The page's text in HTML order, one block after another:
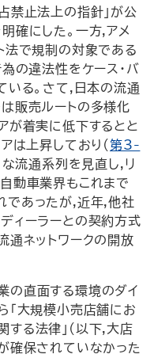
禁止法上の指針」が公
確にした。一方,アメ
法で規制の対象である
の違法性をケース・バ
いる。さて,日本の流通
販売ルートの多様化
が着実に低下するとと
は上昇しており(第3-
流通系列を見直し,リ
動車業界もこれまで
であったが,近年,他社
ィーラーとの契約方式
通ネットワークの開放
の直面する環境のダイ
「大規模小売店舗にお
する法律」(以下,大店
保されていなかった